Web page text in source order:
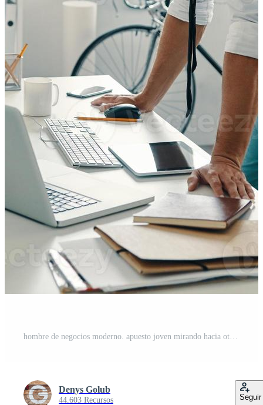
Denys Golub
44.603 Recursos Seguir